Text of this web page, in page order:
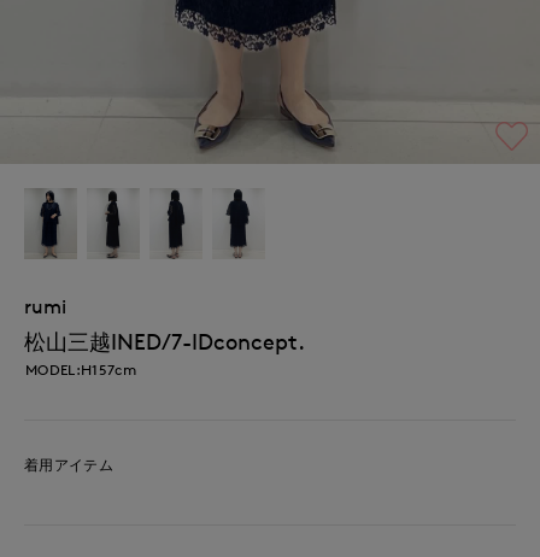
rumi
松山三越INED/7-IDconcept.
MODEL:H157cm
着用アイテム